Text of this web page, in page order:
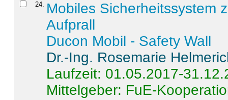
24. Mobiles Sicherheitssystem
Aufprall
Ducon Mobil - Safety Wall
Dr.-Ing. Rosemarie
Laufzeit: 01.05.2017-
Mittelgeber: FuE-